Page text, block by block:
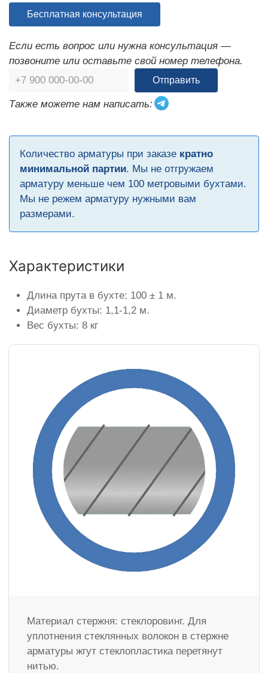
Бесплатная консультация
Если есть вопрос или нужна консультация —
позвоните или оставьте свой номер телефона.
Отправить
Также можете нам написать:
Количество арматуры при заказе кратно
минимальной партии. Мы не отгружаем
арматуру меньше чем 100 метровыми бухтами.
Мы не режем арматуру нужными вам
размерами.
Характеристики
Длина прута в бухте: 100 ± 1 м.
Диаметр бухты: 1,1-1,2 м.
Вес бухты: 8 кг
Материал стержня: стеклоровинг. Для
уплотнения стеклянных волокон в стержне
арматуры жгут стеклопластика перетянут
нитью.